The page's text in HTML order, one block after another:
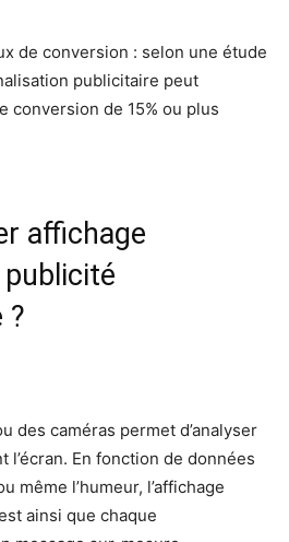
de conversion : selon une étude
publicitaire peut
conversion de 15% ou plus
affichage
?
des caméras permet d’analyser
l’écran. En fonction de données
même l’humeur, l’affichage
ainsi que chaque